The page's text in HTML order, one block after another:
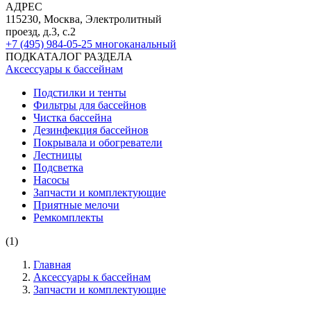
АДРЕС
115230, Москва, Электролитный
проезд, д.3, с.2
+7 (495) 984-05-25 многоканальный
ПОДКАТАЛОГ РАЗДЕЛА
Аксессуары к бассейнам
Подстилки и тенты
Фильтры для бассейнов
Чистка бассейна
Дезинфекция бассейнов
Покрывала и обогреватели
Лестницы
Подсветка
Насосы
Запчасти и комплектующие
Приятные мелочи
Ремкомплекты
(1)
Главная
Аксессуары к бассейнам
Запчасти и комплектующие